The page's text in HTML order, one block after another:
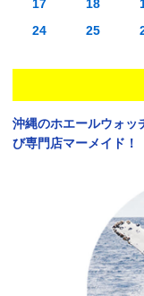
17
18
24
25
沖縄のホエールウォッ
び専門店マーメイド！